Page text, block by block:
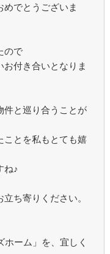
めでとうございま
ので
付き合いとなりま
件と巡り合うことが
ことを私もとても嬉
ね♪
ち寄りください。
ーム」を、宜しく